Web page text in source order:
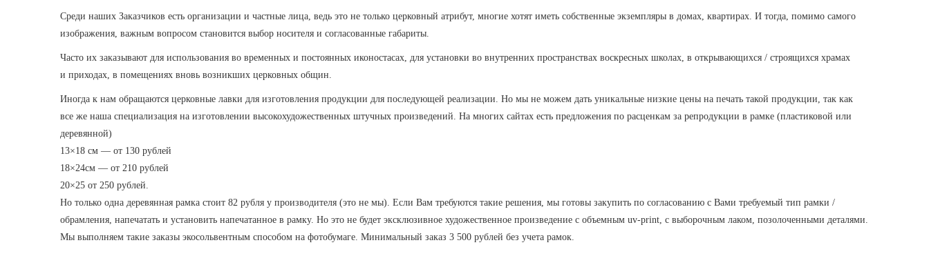
Среди наших Заказчиков есть организации и частные лица, ведь это не только церковный атрибут, многие хотят иметь собственные экземпляры в домах, квартирах. И тогда, помимо самого
изображения, важным вопросом становится выбор носителя и согласованные габариты.
Часто их заказывают для использования во временных и постоянных иконостасах, для установки во внутренних пространствах воскресных школах, в открывающихся / строящихся храмах
и приходах, в помещениях вновь возникших церковных общин.
Иногда к нам обращаются церковные лавки для изготовления продукции для последующей реализации. Но мы не можем дать уникальные низкие цены на печать такой продукции, так как
все же наша специализация на изготовлении высокохудожественных штучных произведений. На многих сайтах есть предложения по расценкам за репродукции в рамке (пластиковой или
деревянной)
13×18 см — от 130 рублей
18×24см — от 210 рублей
20×25 от 250 рублей.
Но только одна деревянная рамка стоит 82 рубля у производителя (это не мы). Если Вам требуются такие решения, мы готовы закупить по согласованию с Вами требуемый тип рамки /
обрамления, напечатать и установить напечатанное в рамку. Но это не будет эксклюзивное художественное произведение с объемным uv-print, с выборочным лаком, позолоченными деталями.
Мы выполняем такие заказы экосольвентным способом на фотобумаге. Минимальный заказ 3 500 рублей без учета рамок.